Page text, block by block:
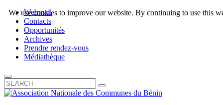
Webmail
Contacts
Opportunités
Archives
Prendre rendez-vous
Médiathèque
We use cookies to improve our website. By continuing to use this